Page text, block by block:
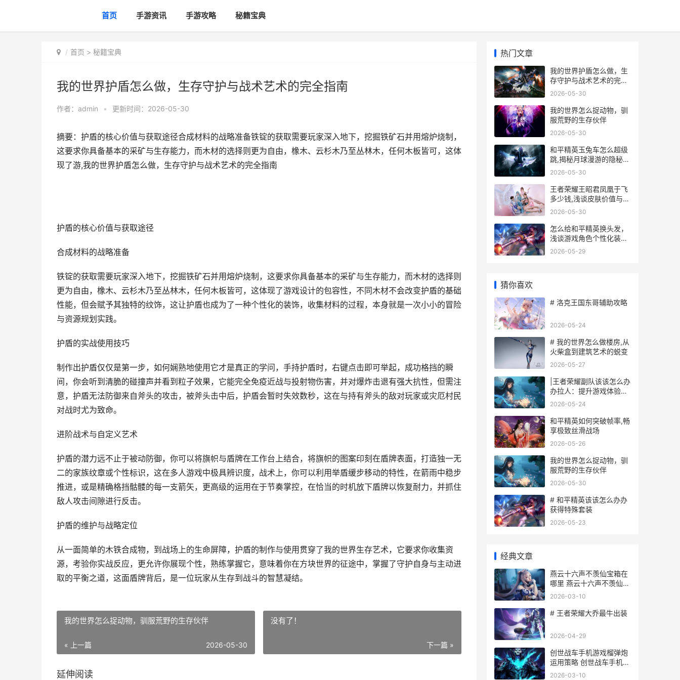
首页 手游资讯 手游攻略 秘籍宝典
首页 > 秘籍宝典
我的世界护盾怎么做，生存守护与战术艺术的完全指南
作者： admin • 更新时间：2026-05-30
摘要：护盾的核心价值与获取途径合成材料的战略准备铁锭的获取需要玩家深入地下，挖掘铁矿石并用熔炉烧制，
这要求你具备基本的采矿与生存能力，而木材的选择则更为自由，橡木、云杉木乃至丛林木，任何木板皆可，这体
现了游,我的世界护盾怎么做，生存守护与战术艺术的完全指南
护盾的核心价值与获取途径
合成材料的战略准备
铁锭的获取需要玩家深入地下，挖掘铁矿石并用熔炉烧制，这要求你具备基本的采矿与生存能力，而木材的选择则
更为自由，橡木、云杉木乃至丛林木，任何木板皆可，这体现了游戏设计的包容性，不同木材不会改变护盾的基础
性能，但会赋予其独特的纹饰，这让护盾也成为了一种个性化的装饰，收集材料的过程，本身就是一次小小的冒险
与资源规划实践。
护盾的实战使用技巧
制作出护盾仅仅是第一步，如何娴熟地使用它才是真正的学问，手持护盾时，右键点击即可举起，成功格挡的瞬
间，你会听到清脆的碰撞声并看到粒子效果，它能完全免疫近战与投射物伤害，并对爆炸击退有强大抗性，但需注
意，护盾无法防御来自斧头的攻击，被斧头击中后，护盾会暂时失效数秒，这在与持有斧头的敌对玩家或灾厄村民
对战时尤为致命。
进阶战术与自定义艺术
护盾的潜力远不止于被动防御，你可以将旗帜与盾牌在工作台上结合，将旗帜的图案印刻在盾牌表面，打造独一无
二的家族纹章或个性标识，这在多人游戏中极具辨识度，战术上，你可以利用举盾缓步移动的特性，在箭雨中稳步
推进，或是精确格挡骷髅的每一支箭矢，更高级的运用在于节奏掌控，在恰当的时机放下盾牌以恢复耐力，并抓住
敌人攻击间隙进行反击。
护盾的维护与战略定位
从一面简单的木铁合成物，到战场上的生命屏障，护盾的制作与使用贯穿了我的世界生存艺术，它要求你收集资
源，考验你实战反应，更允许你展现个性，熟练掌握它，意味着你在方块世界的征途中，掌握了守护自身与主动进
取的平衡之道，这面盾牌背后，是一位玩家从生存到战斗的智慧凝结。
我的世界怎么捉动物，驯服荒野的生存伙伴
« 上一篇 2026-05-30
没有了！
下一篇 »
延伸阅读
热门文章
我的世界护盾怎么做，生
存守护与战术艺术的完全
指南
2026-05-30
我的世界怎么捉动物，驯
服荒野的生存伙伴
2026-05-30
和平精英玉兔车怎么超级
跳,揭秘月球漫游的隐秘技
巧
2026-05-30
王者荣耀王昭君凤凰于飞
多少钱,浅谈皮肤价值与玩
家情怀
2026-05-30
怎么给和平精英换头发，
浅谈游戏角色个性化装扮
的核心与乐趣
2026-05-29
猜你喜欢
# 洛克王国东哥辅助攻略
2026-05-24
# 我的世界怎么做楼房,从
火柴盒到建筑艺术的蜕变
2026-05-27
|王者荣耀副队该该怎么办
办拉人：提升游戏体验，
快速组队攻略|
2026-05-24
和平精英如何突破帧率,畅
享极致丝滑战场
2026-05-26
我的世界怎么捉动物，驯
服荒野的生存伙伴
2026-05-30
# 和平精英该该怎么办办
获得特殊套装
2026-05-23
经典文章
燕云十六声不羡仙宝箱在
哪里 燕云十六声不羡仙大
火任务去哪里接
2026-03-10
# 王者荣耀大乔最牛出装
2026-04-29
创世战车手机游戏榴弹炮
运用策略 创世战车手机版
叫什么
2026-03-10